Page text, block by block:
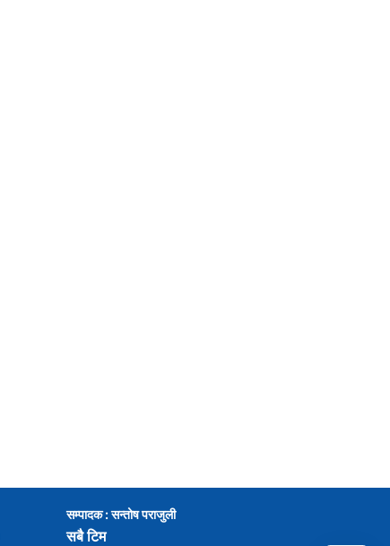
सम्पादक : सन्तोष पराजुली
सबै टिम